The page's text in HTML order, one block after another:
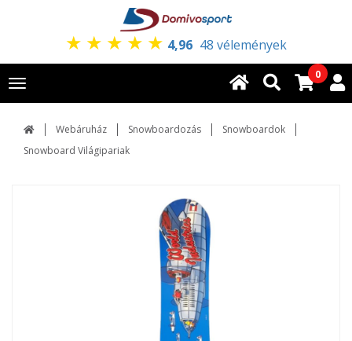
★ ★ ★ ★ ★ 4,96 48 vélemények
Toggle
navigation
0
Webáruház Snowboardozás
Snowboardok
Snowboard Világipariak